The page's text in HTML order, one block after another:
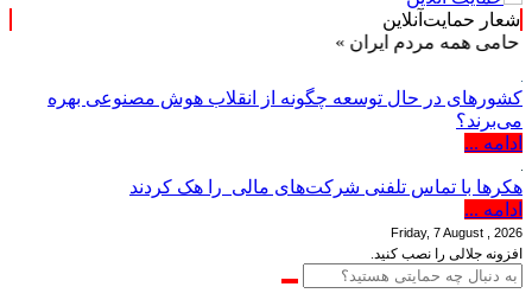
شعار حمایت‌آنلاین
همه مردم ایران »
کشورهای در حال توسعه چگونه از انقلاب هوش مصنوعی بهره
می‌برند؟
ادامه ...
هکرها با تماس تلفنی شرکت‌های مالی را هک کردند
ادامه ...
Friday, 7 August , 2026
افزونه جلالی را نصب کنید.